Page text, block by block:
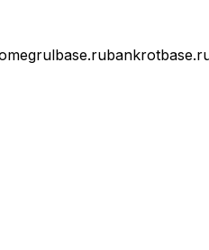
egrulbase.ru